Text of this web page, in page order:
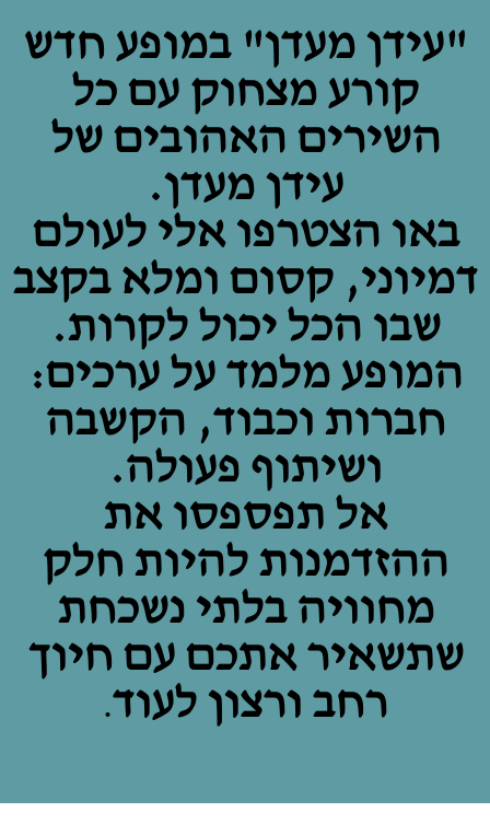
"עידן מעדן" במופע חדש
קורע מצחוק עם כל
השירים האהובים של
עידן מעדן.
באו הצטרפו אלי לעולם
דמיוני, קסום ומלא בקצב
שבו הכל יכול לקרות.
המופע מלמד על ערכים:
חברות וכבוד, הקשבה
ושיתוף פעולה.
אל תפספסו את
ההזדמנות להיות חלק
מחוויה בלתי נשכחת
שתשאיר אתכם עם חיוך
רחב ורצון לעוד.